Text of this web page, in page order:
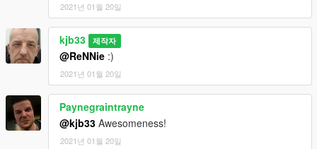
2021년 01월 20일
kjb33 제작자
@ReNNie :)
2021년 01월 20일
Paynegraintrayne
@kjb33 Awesomeness!
2021년 01월 20일